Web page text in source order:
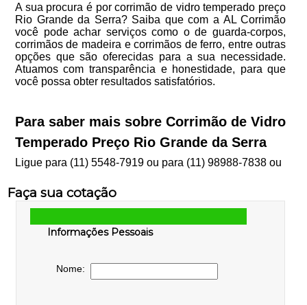
A sua procura é por corrimão de vidro temperado preço
Rio Grande da Serra? Saiba que com a AL Corrimão
você pode achar serviços como o de guarda-corpos,
corrimãos de madeira e corrimãos de ferro, entre outras
opções que são oferecidas para a sua necessidade.
Atuamos com transparência e honestidade, para que
você possa obter resultados satisfatórios.
Para saber mais sobre Corrimão de Vidro
Temperado Preço Rio Grande da Serra
Ligue para (11) 5548-7919ou para (11) 98988-7838ou
Faça sua cotação
Informações Pessoais
Nome: